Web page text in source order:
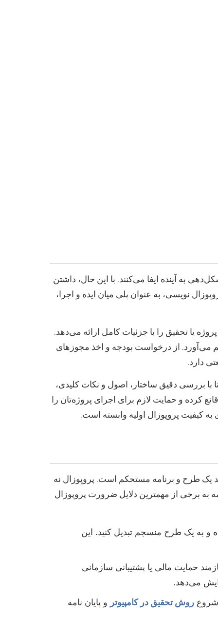
به آینده ایفا می‌کنند. با این حال، داشتن
نویسی، به عنوان پلی میان ایده و اجرا،
یا تحقیق را با جزئیات کامل ارائه می‌دهد.
می‌آورد. از درخواست بودجه و اخذ مجوزهای
دارد.
با بررسی دقیق ساختار، اصول و نکات کلیدی،
کرده و حمایت لازم برای اجرای پروژه‌تان را
به کیفیت پروپوزال اولیه وابسته است.
یک طرح و برنامه مستحکم است. پروپوزال نه
به برخی از مهمترین دلایل ضرورت پروپوزال
و به یک طرح منسجم تبدیل کنید. این
حمایت مالی یا پشتیبانی سازمانی
می‌دهد.
شروع روش تحقیق در کامپیوتر و پایان نامه